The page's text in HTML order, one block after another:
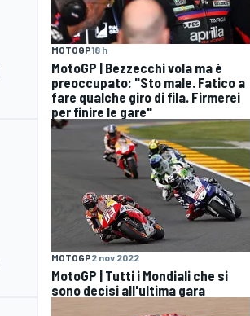
MOTOGP18 h
MotoGP | Bezzecchi vola ma è
preoccupato: "Sto male. Fatico a
fare qualche giro di fila. Firmerei
per finire le gare"
MOTOGP2 nov 2022
MotoGP | Tutti i Mondiali che si
sono decisi all'ultima gara